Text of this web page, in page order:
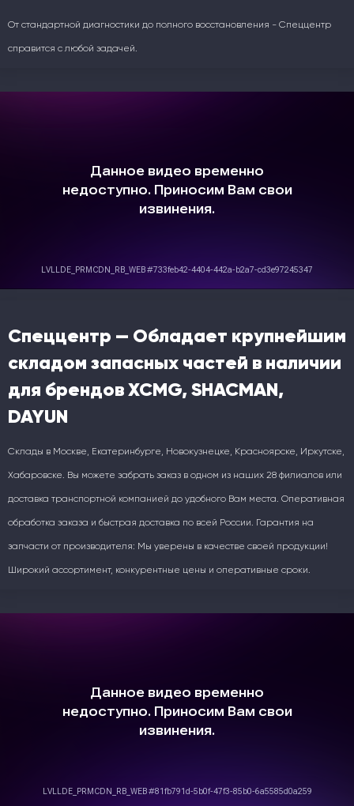
От стандартной диагностики до полного восстановления - Спеццентр
справится с любой задачей.
Спеццентр — Обладает крупнейшим
складом запасных частей в наличии
для брендов XCMG, SHACMAN,
DAYUN
Склады в Москве, Екатеринбурге, Новокузнецке, Красноярске, Иркутске,
Хабаровске. Вы можете забрать заказ в одном из наших 28 филиалов или
доставка транспортной компанией до удобного Вам места. Оперативная
обработка заказа и быстрая доставка по всей России. Гарантия на
запчасти от производителя: Мы уверены в качестве своей продукции!
Широкий ассортимент, конкурентные цены и оперативные сроки.